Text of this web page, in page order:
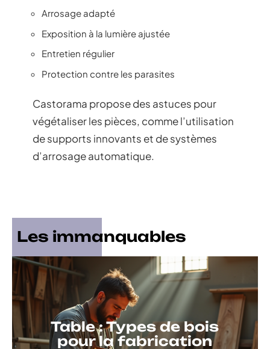
Arrosage adapté
Exposition à la lumière ajustée
Entretien régulier
Protection contre les parasites
Castorama propose des astuces pour
végétaliser les pièces, comme l’utilisation
de supports innovants et de systèmes
d’arrosage automatique.
Les immanquables
Table : Types de bois
pour la fabrication